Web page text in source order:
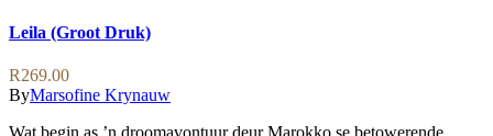
The
options
be
chosen
on
Leila (Groot Druk)
R269.00
ByMarsofine Krynauw
Wat begin as ’n droomavontuur deur Marokko se betowerende